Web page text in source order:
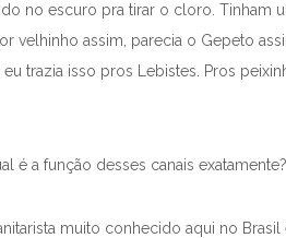
no escuro pra tirar o cloro. Tinham
velhinho assim, parecia o Gepeto
trazia isso pros Lebistes. Pros
é a função desses canais exatamente?
muito conhecido aqui no Brasil